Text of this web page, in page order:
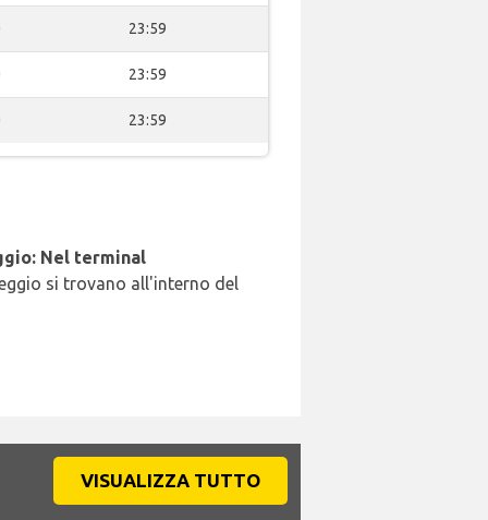
23:59
23:59
23:59
Nel terminal
si trovano all'interno del
VISUALIZZA TUTTO